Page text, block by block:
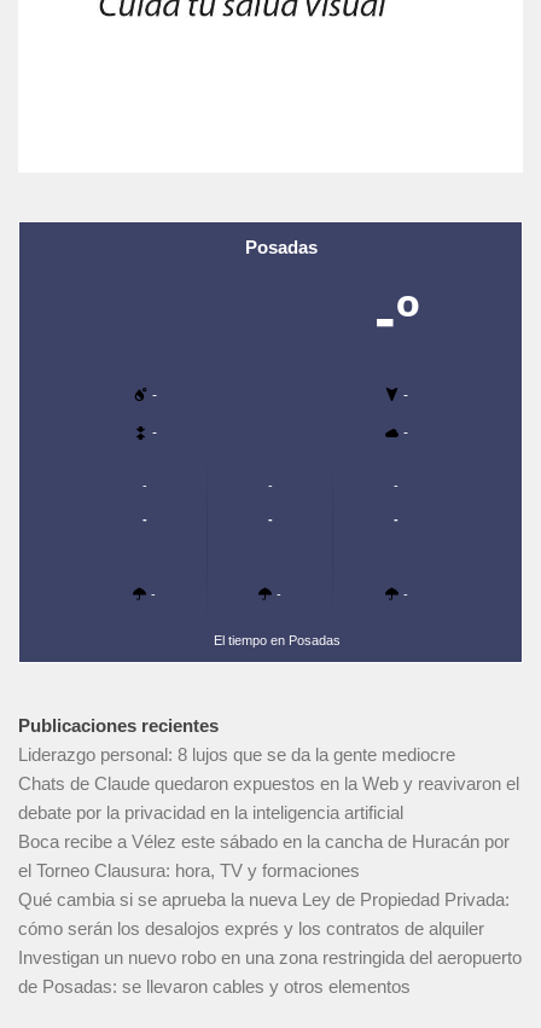
Posadas
-º
- -
- -
-
-
-
-
-
-
-
-
-
El tiempo en Posadas
Publicaciones recientes
Liderazgo personal: 8 lujos que se da la gente mediocre
Chats de Claude quedaron expuestos en la Web y reavivaron el
debate por la privacidad en la inteligencia artificial
Boca recibe a Vélez este sábado en la cancha de Huracán por
el Torneo Clausura: hora, TV y formaciones
Qué cambia si se aprueba la nueva Ley de Propiedad Privada:
cómo serán los desalojos exprés y los contratos de alquiler
Investigan un nuevo robo en una zona restringida del aeropuerto
de Posadas: se llevaron cables y otros elementos